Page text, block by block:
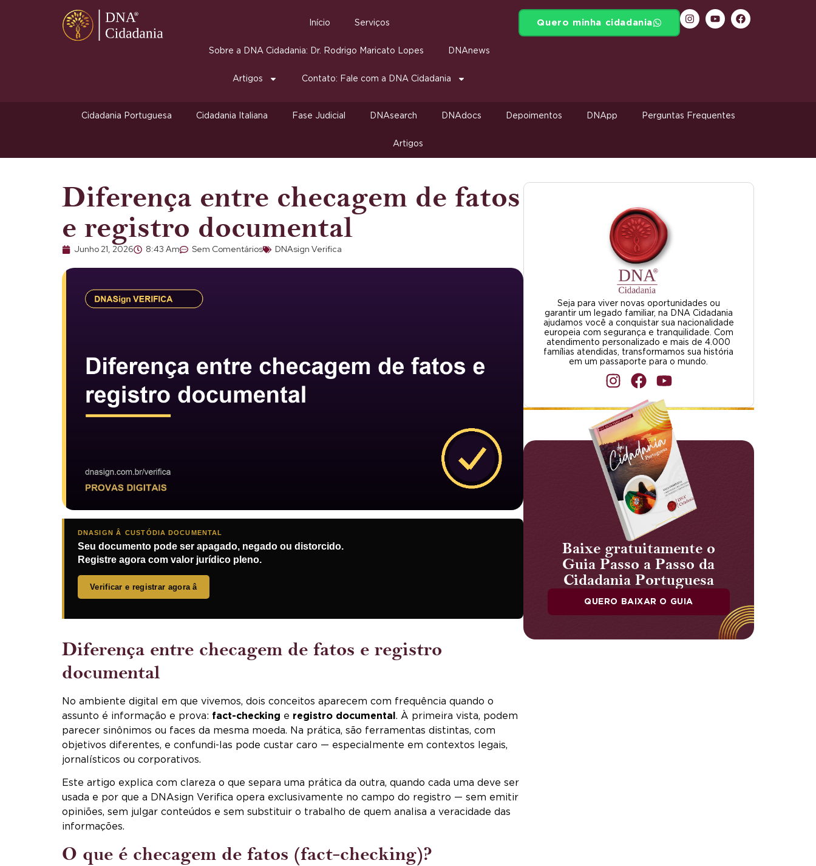
Início Serviços
Sobre a DNA Cidadania: Dr. Rodrigo Maricato Lopes DNAnews
Artigos Contato: Fale com a DNA Cidadania
Quero minha cidadania
Cidadania Portuguesa Cidadania Italiana Fase Judicial DNAsearch DNAdocs Depoimentos DNApp Perguntas Frequentes
Artigos
Diferença entre checagem de fatos
e registro documental
Junho 21, 2026 8:43 Am Sem Comentários DNAsign Verifica
DNASIGN Â CUSTÓDIA DOCUMENTAL
Seu documento pode ser apagado, negado ou distorcido.
Registre agora com valor jurídico pleno.
Verificar e registrar agora â
Diferença entre checagem de fatos e registro
documental
No ambiente digital em que vivemos, dois conceitos aparecem com frequência quando o
assunto é informação e prova: fact-checking e registro documental . À primeira vista, podem
parecer sinônimos ou faces da mesma moeda. Na prática, são ferramentas distintas, com
objetivos diferentes, e confundi-las pode custar caro — especialmente em contextos legais,
jornalísticos ou corporativos.
Este artigo explica com clareza o que separa uma prática da outra, quando cada uma deve ser
usada e por que a DNAsign Verifica opera exclusivamente no campo do registro — sem emitir
opiniões, sem julgar conteúdos e sem substituir o trabalho de quem analisa a veracidade das
informações.
O que é checagem de fatos (fact-checking)?
Seja para viver novas oportunidades ou
garantir um legado familiar, na DNA Cidadania
ajudamos você a conquistar sua nacionalidade
europeia com segurança e tranquilidade. Com
atendimento personalizado e mais de 4.000
famílias atendidas, transformamos sua história
em um passaporte para o mundo.
Baixe gratuitamente o
Guia Passo a Passo da
Cidadania Portuguesa
QUERO BAIXAR O GUIA